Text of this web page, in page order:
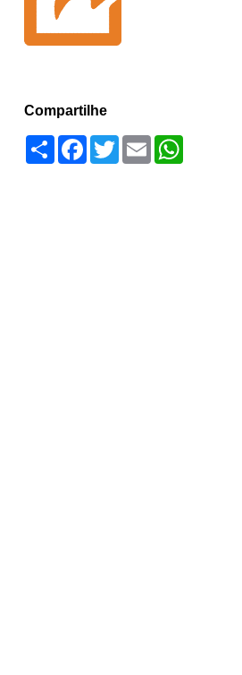
Compartilhe
Compartilhar
Facebook
TwitterEmailWhatsApp